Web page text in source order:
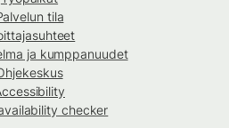
tila
ja kumppanuudet
checker